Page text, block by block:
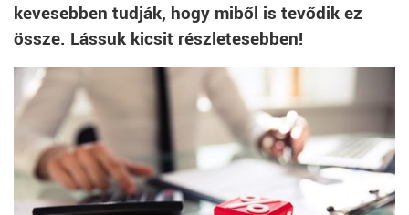
kevesebben tudják, hogy miből is tevődik ez
össze. Lássuk kicsit részletesebben!